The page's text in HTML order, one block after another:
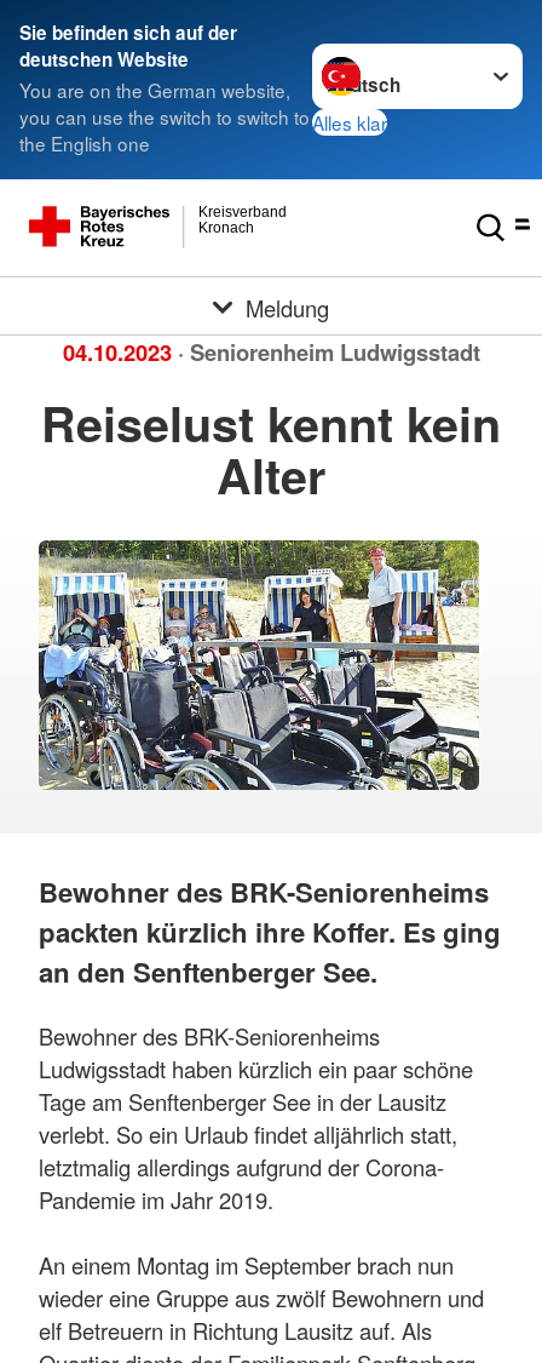
Sie befinden sich auf der
deutschen Website
You are on the German website,
you can use the switch to switch to
the English one
Sprache wechseln zu
Alles klar
Kronach
Kreisverband
Meldung
04.10.2023 · Seniorenheim Ludwigsstadt
Reiselust kennt kein
Alter
Bewohner des BRK-Seniorenheims
packten kürzlich ihre Koffer. Es ging
an den Senftenberger See.
Bewohner des BRK-Seniorenheims
Ludwigsstadt haben kürzlich ein paar schöne
Tage am Senftenberger See in der Lausitz
verlebt. So ein Urlaub findet alljährlich statt,
letztmalig allerdings aufgrund der Corona-
Pandemie im Jahr 2019.
An einem Montag im September brach nun
wieder eine Gruppe aus zwölf Bewohnern und
elf Betreuern in Richtung Lausitz auf. Als